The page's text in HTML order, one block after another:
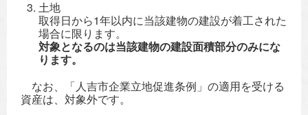
土地
取得日から1年以内に当該建物の建設が着工された
場合に限ります。
対象となるのは当該建物の建設面積部分のみにな
ります。
なお、「人吉市企業立地促進条例」の適用を受ける
資産は、対象外です。